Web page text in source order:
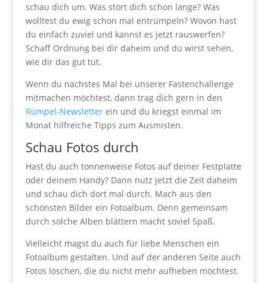
schau dich um. Was stört dich schon lange? Was
wolltest du ewig schon mal entrümpeln? Wovon hast
du einfach zuviel und kannst es jetzt rauswerfen?
Schaff Ordnung bei dir daheim und du wirst sehen,
wie dir das gut tut.
Wenn du nächstes Mal bei unserer Fastenchallenge
mitmachen möchtest, dann trag dich gern in den
Rümpel-Newsletterein und du kriegst einmal im
Monat hilfreiche Tipps zum Ausmisten.
Schau Fotos durch
Hast du auch tonnenweise Fotos auf deiner Festplatte
oder deinem Handy? Dann nutz jetzt die Zeit daheim
und schau dich dort mal durch. Mach aus den
schönsten Bilder ein Fotoalbum. Denn gemeinsam
durch solche Alben blättern macht soviel Spaß.
Vielleicht magst du auch für liebe Menschen ein
Fotoalbum gestalten. Und auf der anderen Seite auch
Fotos löschen, die du nicht mehr aufheben möchtest.